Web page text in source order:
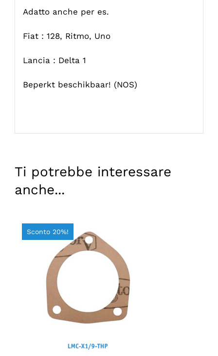
Adatto anche per es.
Fiat : 128, Ritmo, Uno
Lancia : Delta 1
Beperkt beschikbaar! (NOS)
Ti potrebbe interessare
anche...
Sconto 20%!
AGGIUNGI AL CARRELLO
/